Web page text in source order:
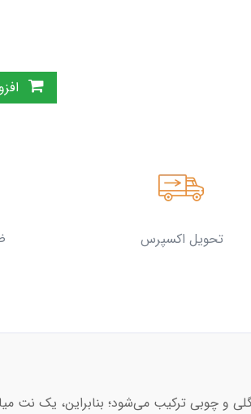
تحویل اکسپرس
و چوبی ترکیب می‌شود؛ بنابراین، یک نت